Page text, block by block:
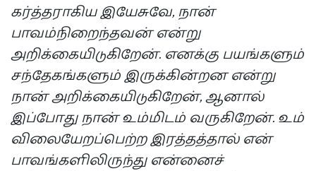
கர்த்தராகிய இயேசுவே, நான்
பாவம்நிறைந்தவன் என்று
அறிக்கையிடுகிறேன். எனக்கு பயங்களும்
சந்தேகங்களும் இருக்கின்றன என்று
நான் அறிக்கையிடுகிறேன், ஆனால்
இப்போது நான் உம்மிடம் வருகிறேன். உம்
விலையேறப்பெற்ற இரத்தத்தால் என்
பாவங்களிலிருந்து என்னைச்